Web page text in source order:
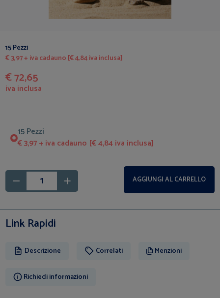
15 Pezzi
€ 3,97 + iva cadauno [€ 4,84 iva inclusa]
€ 72,65
iva inclusa
15 Pezzi
€ 3,97 + iva cadauno [€ 4,84 iva inclusa]
AGGIUNGI AL CARRELLO
Link Rapidi
Descrizione Correlati Menzioni
Richiedi informazioni